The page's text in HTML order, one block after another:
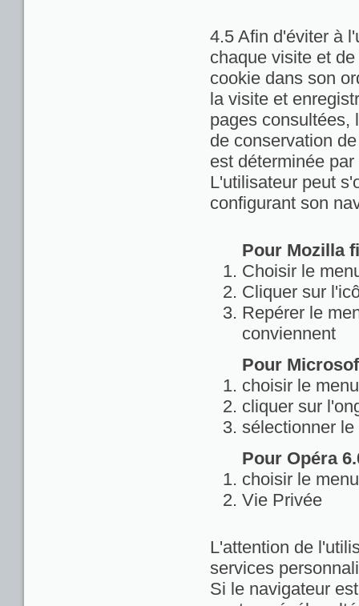
4.5 Afin d'éviter à
chaque visite et
cookie dans son
la visite et
pages consultées,
de conservation
est déterminée
L'utilisateur peut
configurant son
Pour Mozilla
Choisir le
Cliquer sur
Repérer le
conviennent
Pour
choisir le
cliquer sur
sélectionner
Pour Opéra
choisir le
Vie Privée
L'attention de
services
Si le navigateur